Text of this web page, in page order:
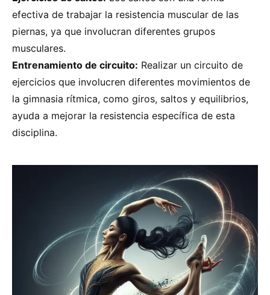
efectiva de trabajar la resistencia muscular de las
piernas, ya que involucran diferentes grupos
musculares.
Entrenamiento de circuito: Realizar un circuito de
ejercicios que involucren diferentes movimientos de
la gimnasia rítmica, como giros, saltos y equilibrios,
ayuda a mejorar la resistencia específica de esta
disciplina.